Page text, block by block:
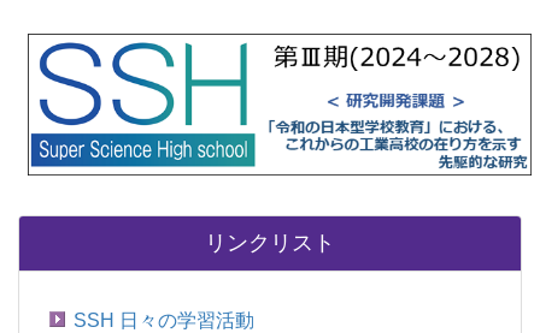
リンクリスト
SSH 日々の学習活動